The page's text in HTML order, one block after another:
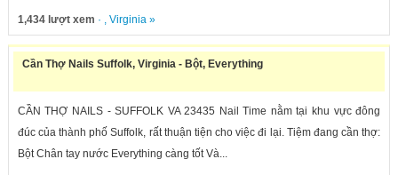
1,434 lượt xem · , Virginia»
Cần Thợ Nails Suffolk, Virginia - Bột, Everything
CẦN THỢ NAILS - SUFFOLK VA 23435 Nail Time nằm tại khu vực đông
đúc của thành phố Suffolk, rất thuận tiện cho việc đi lại. Tiệm đang cần thợ:
Bột Chân tay nước Everything càng tốt Và...